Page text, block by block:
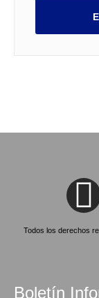
Todos los derechos
Boletín